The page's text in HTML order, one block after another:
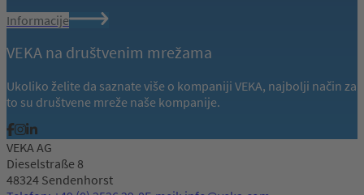
Informacije
VEKA na društvenim mrežama
Ukoliko želite da saznate više o kompaniji VEKA, najbolji način za
to su društvene mreže naše kompanije.
VEKA AG
Dieselstraße 8
48324 Sendenhorst